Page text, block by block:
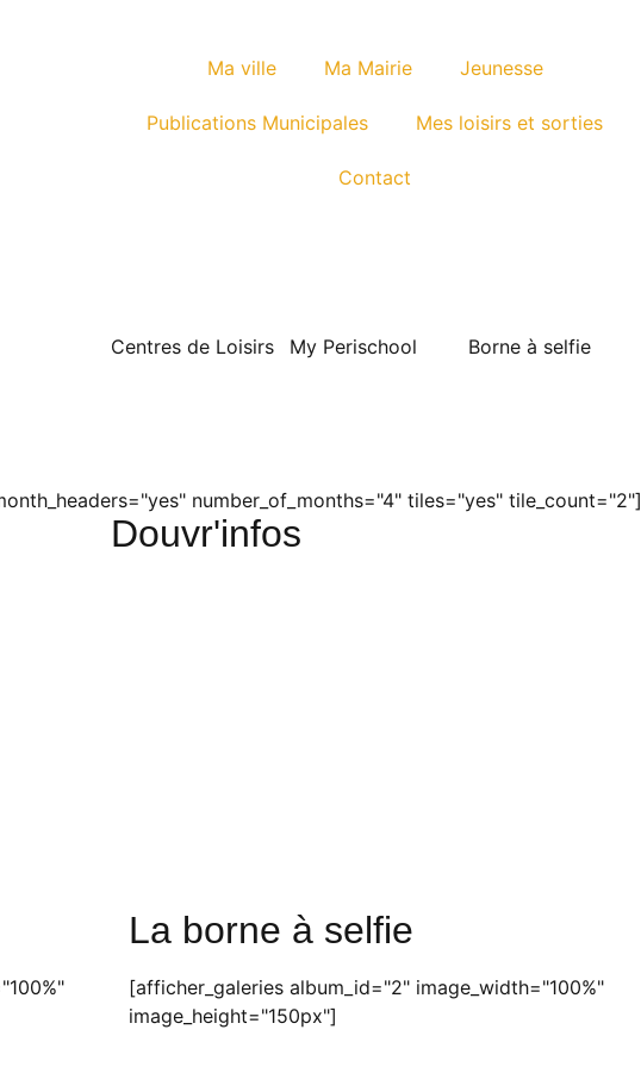
Ma ville Ma Mairie Jeunesse
Publications Municipales Mes loisirs et sorties
Contact
Centres de Loisirs My Perischool Borne à selfie
number_of_months="4" tiles="yes" tile_count="2"]
Douvr'infos
La borne à selfie
[afficher_galeries album_id="2" image_width="100%"
image_height="150px"]